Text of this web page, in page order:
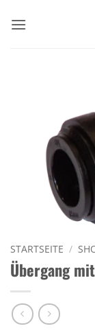
Inhalt
STARTSEITE /
Übergang